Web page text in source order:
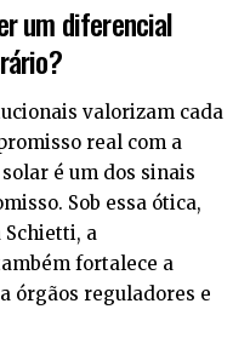
um diferencial
valorizam cada
real com a
é um dos sinais
Sob essa ótica,
Schietti, a
fortalece a
órgãos reguladores e